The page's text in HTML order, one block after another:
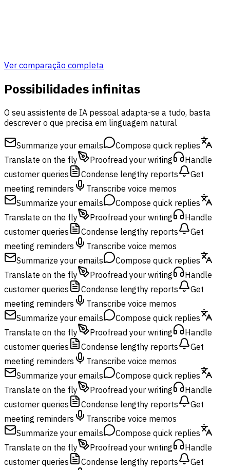
Ver comparação completa
Possibilidades infinitas
O seu assistente de IA pessoal adapta-se a tudo, basta
descrever o que precisa em linguagem natural
Summarize your emails
Compose quick replies
Translate on the fly
Proofread your writing
Handle
customer queries
Condense lengthy reports
Get
meeting reminders
Transcribe voice memos
Summarize your emails
Compose quick replies
Translate on the fly
Proofread your writing
Handle
customer queries
Condense lengthy reports
Get
meeting reminders
Transcribe voice memos
Summarize your emails
Compose quick replies
Translate on the fly
Proofread your writing
Handle
customer queries
Condense lengthy reports
Get
meeting reminders
Transcribe voice memos
Summarize your emails
Compose quick replies
Translate on the fly
Proofread your writing
Handle
customer queries
Condense lengthy reports
Get
meeting reminders
Transcribe voice memos
Summarize your emails
Compose quick replies
Translate on the fly
Proofread your writing
Handle
customer queries
Condense lengthy reports
Get
meeting reminders
Transcribe voice memos
Summarize your emails
Compose quick replies
Translate on the fly
Proofread your writing
Handle
customer queries
Condense lengthy reports
Get